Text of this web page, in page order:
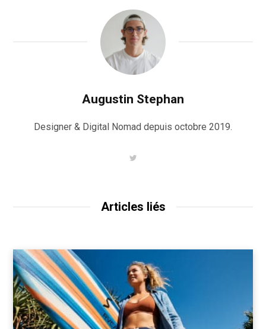
Augustin Stephan
Designer & Digital Nomad depuis octobre 2019.
T
r
Articles liés